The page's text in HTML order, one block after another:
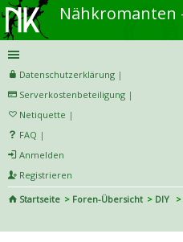
Datenschutzerklärung |
Serverkostenbeteiligung |
Netiquette |
FAQ |
Anmelden
Registrieren
Startseite
Foren-Übersicht DIY